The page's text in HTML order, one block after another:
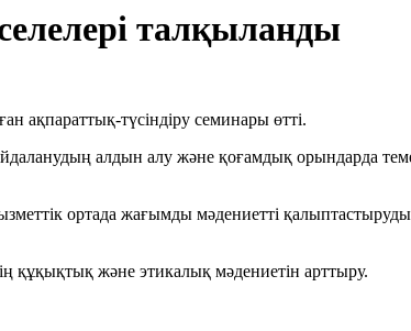
талқыланды
ақпараттық-түсіндіру семинары өтті.
алдын алу және қоғамдық орындарда
ортада жағымды мәдениетті
құқықтық және этикалық мәдениетін арттыру.